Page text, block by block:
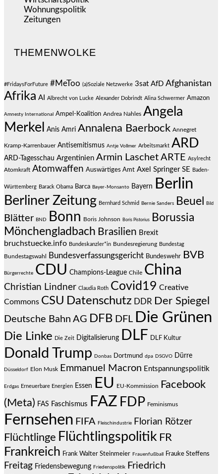
Wohnungspolitik
Zeitungen
THEMENWOLKE
#FridaysForFuture #MeToo (a)Soziale Netzwerke 3sat AfD Afghanistan
Afrika AI Albrecht von Lucke Alexander Dobrindt Alina Schwermer Amazon
Amnesty International Ampel-Koalition Andrea Nahles Angela
Merkel
Anis Amri Annalena Baerbock Annegret
Kramp-Karrenbauer Antisemitismus Antje Vollmer Arbeitsmarkt ARD
ARD-Tagesschau Argentinien Armin Laschet ARTE Asylrecht
Atomkraft Atomwaffen Auswärtiges Amt Axel Springer SE Baden-
Württemberg Barack Obama Barca Bayer-Monsanto Bayern Berlin
Berliner Zeitung Bernhard Schmid Bernie Sanders Beuel Bild
Blätter BND Bonn Boris Johnson Boris Pistorius
Borussia
Mönchengladbach Brasilien Brexit
bruchstuecke.info Bundeskanzler*in Bundesregierung Bundestag
Bundestagswahl Bundesverfassungsgericht Bundeswehr BVB
Bürgerrechte CDU Champions-League Chile China
Christian Lindner Claudia Roth Covid19 Creative
Commons CSU Datenschutz DDR Der Spiegel
Deutsche Bahn AG DFB DFL Die Grünen
Die Linke Die Zeit Digitalisierung DLF DLF Kultur
Donald Trump Donbas Dortmund dpa DSGVO Dürre
Düsseldorf Elon Musk Emmanuel Macron Entspannungspolitik
Erdgas Erneuerbare Energien Essen EU EU-Kommission
Facebook
(Meta) FAS Faschismus FAZ FDP Feminismus
Fernsehen FIFA Fleischindustrie Florian Rötzer
Flüchtlinge Flüchtlingspolitik FR
Frankreich Frank Walter Steinmeier Frauenfußball Frauke Steffens
Freitag Friedensbewegung Friedenspolitik
Friedrich